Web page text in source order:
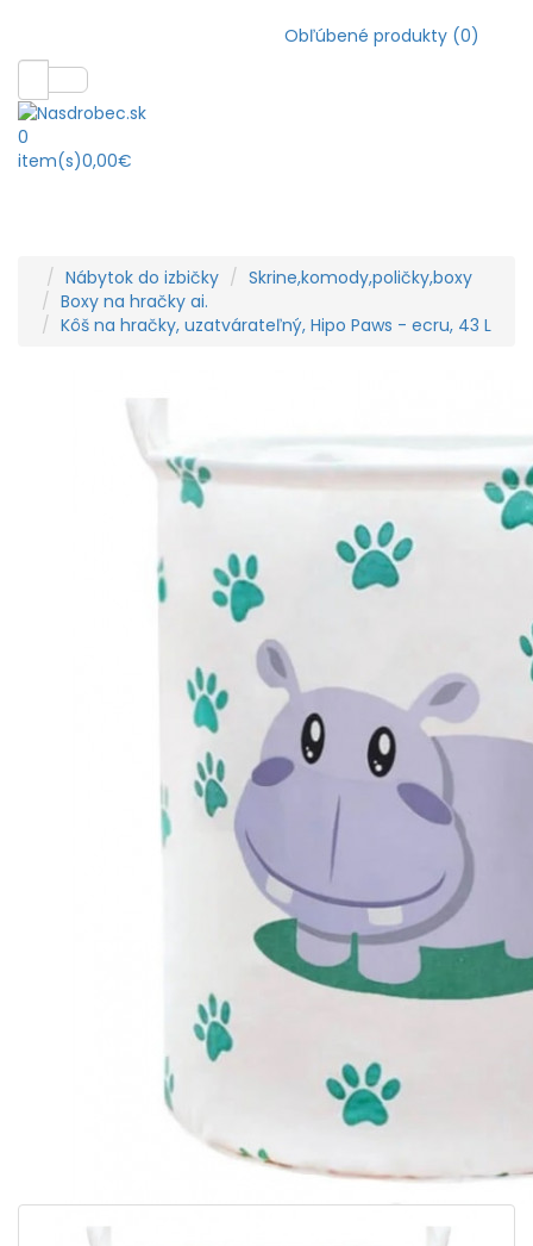
Obľúbené produkty (0)
0
item(s)0,00€
Nábytok do izbičky
Skrine,komody,poličky,boxy
Boxy na hračky ai.
Kôš na hračky, uzatvárateľný, Hipo Paws - ecru, 43 L